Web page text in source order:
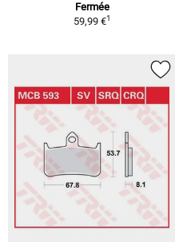
Fermée
59,99 €1